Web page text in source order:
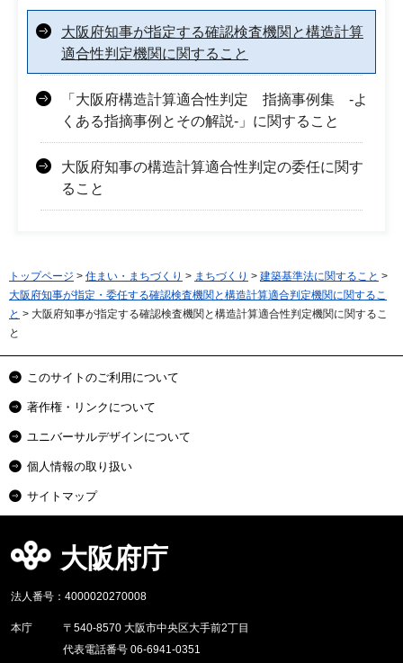
大阪府知事が指定する確認検査機関と構造計算
適合性判定機関に関すること
「大阪府構造計算適合性判定 指摘事例集 -よ
くある指摘事例とその解説-」に関すること
大阪府知事の構造計算適合性判定の委任に関す
ること
トップページ > 住まい・まちづくり > まちづくり > 建築基準法に関すること >
大阪府知事が指定・委任する確認検査機関と構造計算適合判定機関に関するこ
と > 大阪府知事が指定する確認検査機関と構造計算適合性判定機関に関するこ
と
このサイトのご利用について
著作権・リンクについて
ユニバーサルデザインについて
個人情報の取り扱い
サイトマップ
大阪府庁
法人番号：4000020270008
本庁
〒540-8570 大阪市中央区大手前2丁目
代表電話番号 06-6941-0351